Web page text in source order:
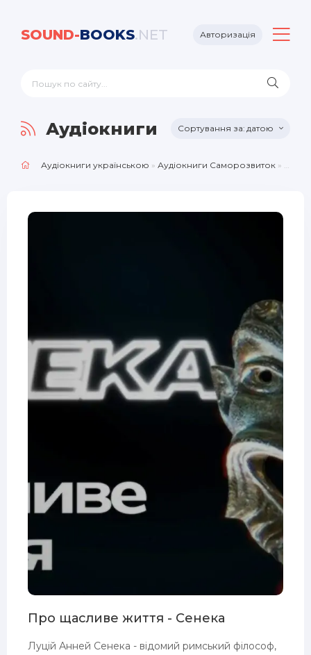
SOUND-BOOKS.NET Авторизація
Аудіокниги Саморозвиток
датою
Аудіокниги українською » Аудіокниги Саморозвиток » Сторінка 4
Про щасливе життя - Сенека
Луцій Анней Сенека - відомий римський філософ,